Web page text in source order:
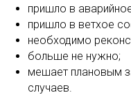
пришло в
пришло в ветхое
необходимо
больше не нужно;
мешает плановым
случаев.